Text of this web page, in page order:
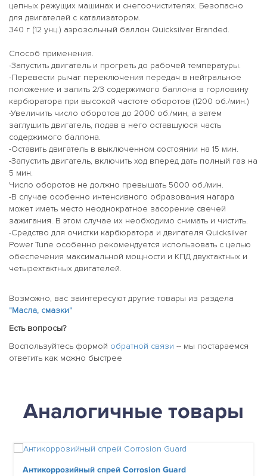
цепных режущих машинах и снегоочистителях. Безопасно
для двигателей с катализатором.
340 г (12 унц.) аэрозольный баллон Quicksilver Branded.
Способ применения.
-Запустить двигатель и прогреть до рабочей температуры.
-Перевести рычаг переключения передач в нейтральное
положение и залить 2/3 содержимого баллона в горловину
карбюратора при высокой частоте оборотов (1200 об./мин.)
-Увеличить число оборотов до 2000 об./мин, а затем
заглушить двигатель, подав в него оставшуюся часть
содержимого баллона.
-Оставить двигатель в выключенном состоянии на 15 мин.
-Запустить двигатель, включить ход вперед дать полный газ на
5 мин.
Число оборотов не должно превышать 5000 об./мин.
-В случае особенно интенсивного образования нагара
может иметь место неоднократное засорение свечей
зажигания. В этом случае их необходимо снимать и чистить.
-Средство для очистки карбюратора и двигателя Quicksilver
Power Tune особенно рекомендуется использовать с целью
обеспечения максимальной мощности и КПД двухтактных и
четырехтактных двигателей.
Возможно, вас заинтересуют другие товары из раздела
"Масла, смазки"
Есть вопросы?
Воспользуйтесь формой обратной связи -- мы постараемся
ответить как можно быстрее
Аналогичные товары
Антикоррозийный спрей Corrosion Guard